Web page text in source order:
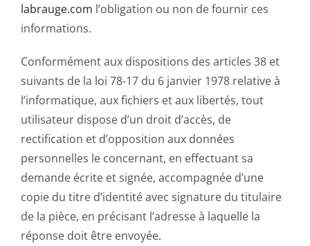
labrauge.com l’obligation ou non de fournir ces
informations.
Conformément aux dispositions des articles 38 et
suivants de la loi 78-17 du 6 janvier 1978 relative à
l’informatique, aux fichiers et aux libertés, tout
utilisateur dispose d’un droit d’accès, de
rectification et d’opposition aux données
personnelles le concernant, en effectuant sa
demande écrite et signée, accompagnée d’une
copie du titre d’identité avec signature du titulaire
de la pièce, en précisant l’adresse à laquelle la
réponse doit être envoyée.